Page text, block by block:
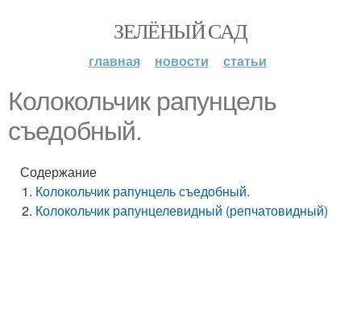
ЗЕЛЁНЫЙ САД
главная новости статьи
Колокольчик рапунцель
съедобный.
Содержание
Колокольчик рапунцель съедобный.
Колокольчик рапунцелевидный (репчатовидный)